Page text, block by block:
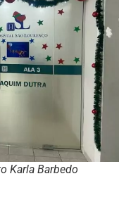
Karla Barbedo